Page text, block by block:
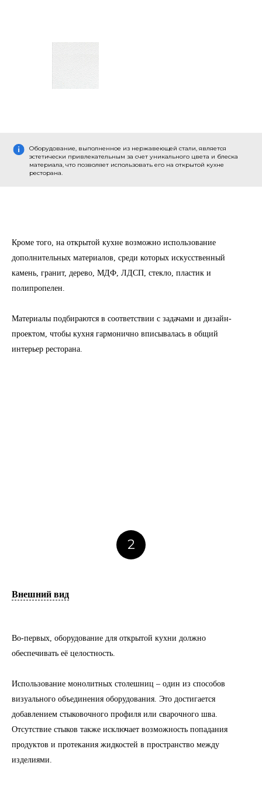
Оборудование, выполненное из нержавеющей стали, является
эстетически привлекательным за счет уникального цвета и блеска
материала, что позволяет использовать его на открытой кухне
ресторана.
Кроме того, на открытой кухне возможно использование
дополнительных материалов, среди которых искусственный
камень, гранит, дерево, МДФ, ЛДСП, стекло, пластик и
полипропелен.
Материалы подбираются в соответствии с задачами и дизайн-
проектом, чтобы кухня гармонично вписывалась в общий
интерьер ресторана.
2
Внешний вид
Во-первых, оборудование для открытой кухни должно
обеспечивать её целостность.
Использование монолитных столешниц – один из способов
визуального объединения оборудования. Это достигается
добавлением стыковочного профиля или сварочного шва.
Отсутствие стыков также исключает возможность попадания
продуктов и протекания жидкостей в пространство между
изделиями.